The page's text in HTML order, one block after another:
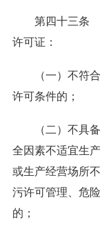
第四十三条
许可证：
（一）不符
许可条件的；
（二）不具
全因素不适宜生
或生产经营场所
污许可管理、危
的；